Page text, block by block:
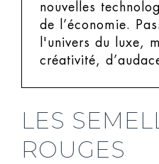
nouvelles
de l’économie.
l'univers du luxe,
créativité,
LES
ROUGES